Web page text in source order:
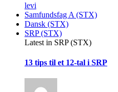
levi
Samfundsfag A (STX)
Dansk (STX)
SRP (STX)
Latest in SRP (STX)
13 tips til et 12-tal i SRP